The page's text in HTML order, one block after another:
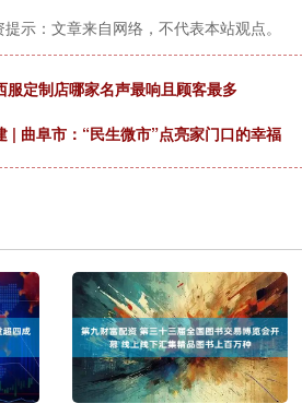
示：文章来自网络，不代表本站观点。
服定制店哪家名声最响且顾客最多
| 曲阜市：“民生微市”点亮家门口的幸福